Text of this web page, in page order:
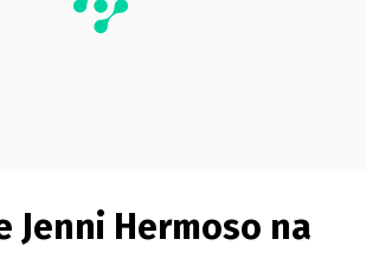
Jenni Hermoso na